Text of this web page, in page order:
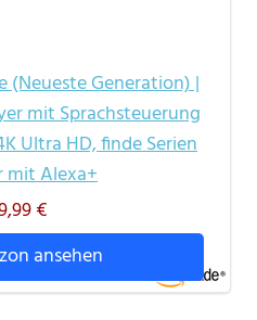
(Neueste Generation) |
mit Sprachsteuerung
Ultra HD, finde Serien
mit Alexa+
€
ansehen